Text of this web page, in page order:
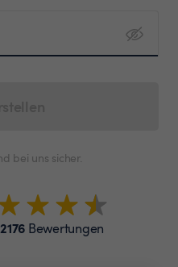
bei uns sicher.
2176 Bewertungen